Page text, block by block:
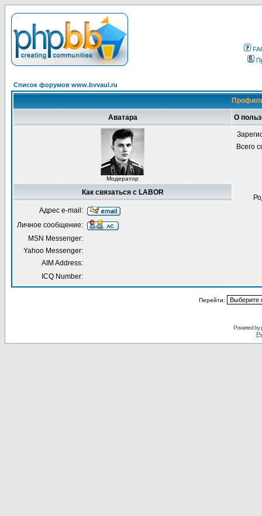
Список форумов www.bvvaul.ru
Аватара О
Модератор
Всего
Как связаться с LABOR
Адрес e-mail:
Личное сообщение:
MSN Messenger:
Yahoo Messenger:
AIM Address:
ICQ Number:
Перейти:
Powered by